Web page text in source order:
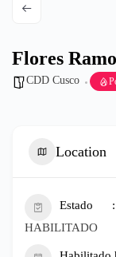
Flores
CDD Cusco
Location
Estado
HABILITADO